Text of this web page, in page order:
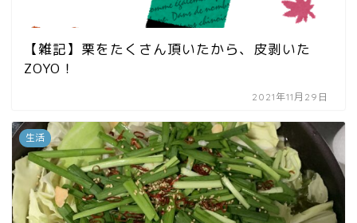
【雑記】栗をたくさん頂いたから、皮剥いた
ZOYO！
2021年11月29日
生活